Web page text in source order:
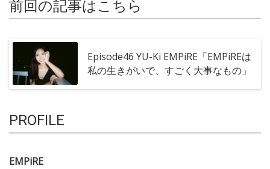
前回の記事はこちら
Episode46 YU-Ki EMPiRE「EMPiREは
私の生きがいで、すごく大事なもの」
PROFILE
EMPiRE